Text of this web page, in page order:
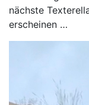
nächste
erscheinen …